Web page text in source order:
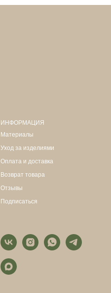
ИНФОРМАЦИЯ
Материалы
Уход за изделиями
Оплата и доставка
Возврат товара
Отзывы
Подписаться